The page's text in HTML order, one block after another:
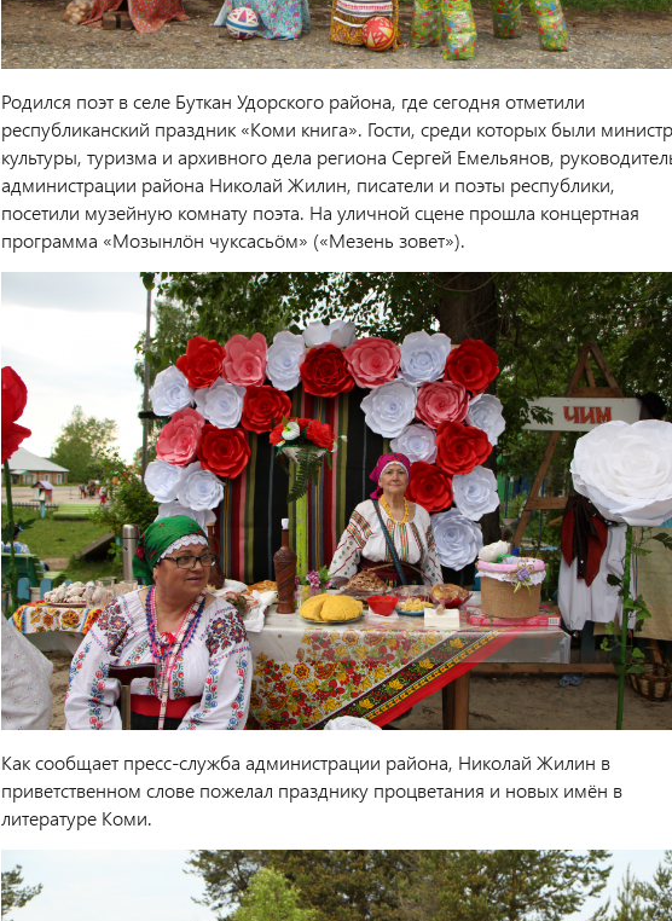
Родился поэт в селе Буткан Удорского района, где сегодня отметили
республиканский праздник «Коми книга». Гости, среди которых были министр
культуры, туризма и архивного дела региона Сергей Емельянов,
администрации района Николай Жилин, писатели и поэты республики,
посетили музейную комнату поэта. На уличной сцене прошла концертная
программа «Мозынлӧн чуксасьӧм» («Мезень зовет»).
Как сообщает пресс-служба администрации района, Николай Жилин в
приветственном слове пожелал празднику процветания и новых имён в
литературе Коми.